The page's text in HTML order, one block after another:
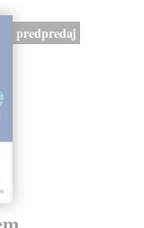
predpredaj